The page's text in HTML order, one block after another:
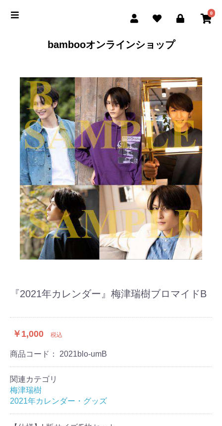
0
bambooオンラインショップ
『2021年カレンダー』梅津瑞樹ブロマイドB
￥1,000 税込
商品コード： 2021blo-umB
関連カテゴリ
梅津瑞樹
2021年カレンダー・グッズ